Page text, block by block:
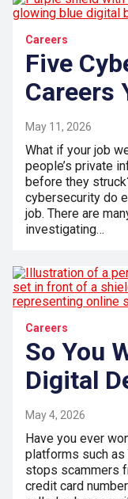
Careers
Five
Careers
May 11, 2026
What if your job
people’s private
before they
cybersecurity do
job. There are
investigating…
Careers
So You
Digital
May 4, 2026
Have you ever
platforms such as
stops scammers
credit card